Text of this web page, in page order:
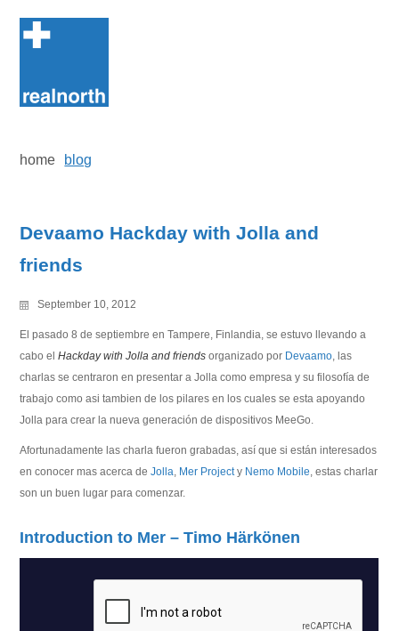
to
home blog
Devaamo Hackday with Jolla and
friends
September 10, 2012
El pasado 8 de septiembre en Tampere, Finlandia, se estuvo llevando a
cabo elHackday with Jolla and friends organizado por Devaamo, las
charlas se centraron en presentar a Jolla como empresa y su filosofía de
trabajo como asi tambien de los pilares en los cuales se esta apoyando
Jolla para crear la nueva generación de dispositivos MeeGo.
Afortunadamente las charla fueron grabadas, así que si están interesados
en conocer mas acerca deJolla, Mer Projecty Nemo Mobile, estas charlar
son un buen lugar para comenzar.
Introduction to Mer – Timo Härkönen